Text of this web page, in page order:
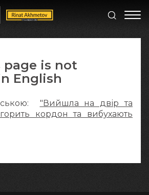
page is not
English
"Вийшла на двір та
кордон та вибухають